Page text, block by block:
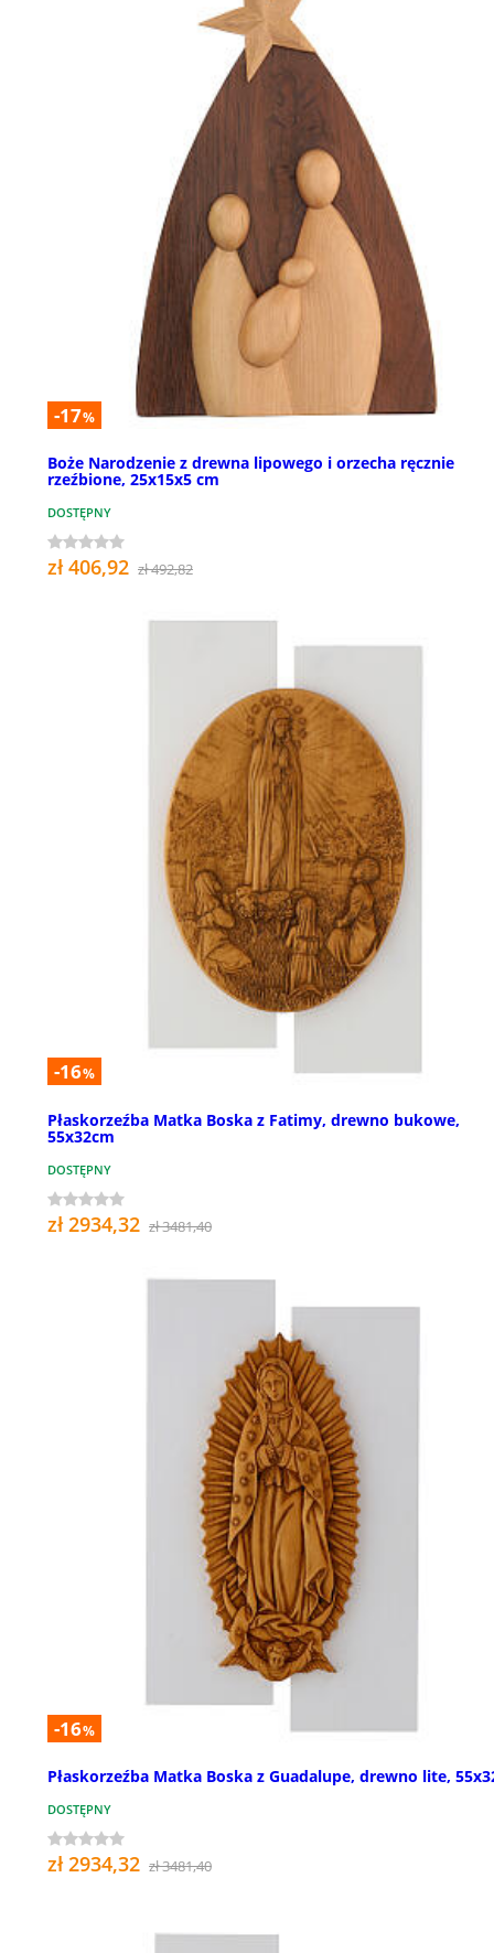
-17%
Boże Narodzenie z drewna lipowego i orzecha ręcznie
rzeźbione, 25x15x5 cm
DOSTĘPNY
zł 406,92 zł 492,82
-16%
Płaskorzeźba Matka Boska z Fatimy, drewno bukowe,
55x32cm
DOSTĘPNY
zł 2934,32 zł 3481,40
-16%
Płaskorzeźba Matka Boska z Guadalupe, drewno lite,
DOSTĘPNY
zł 2934,32 zł 3481,40